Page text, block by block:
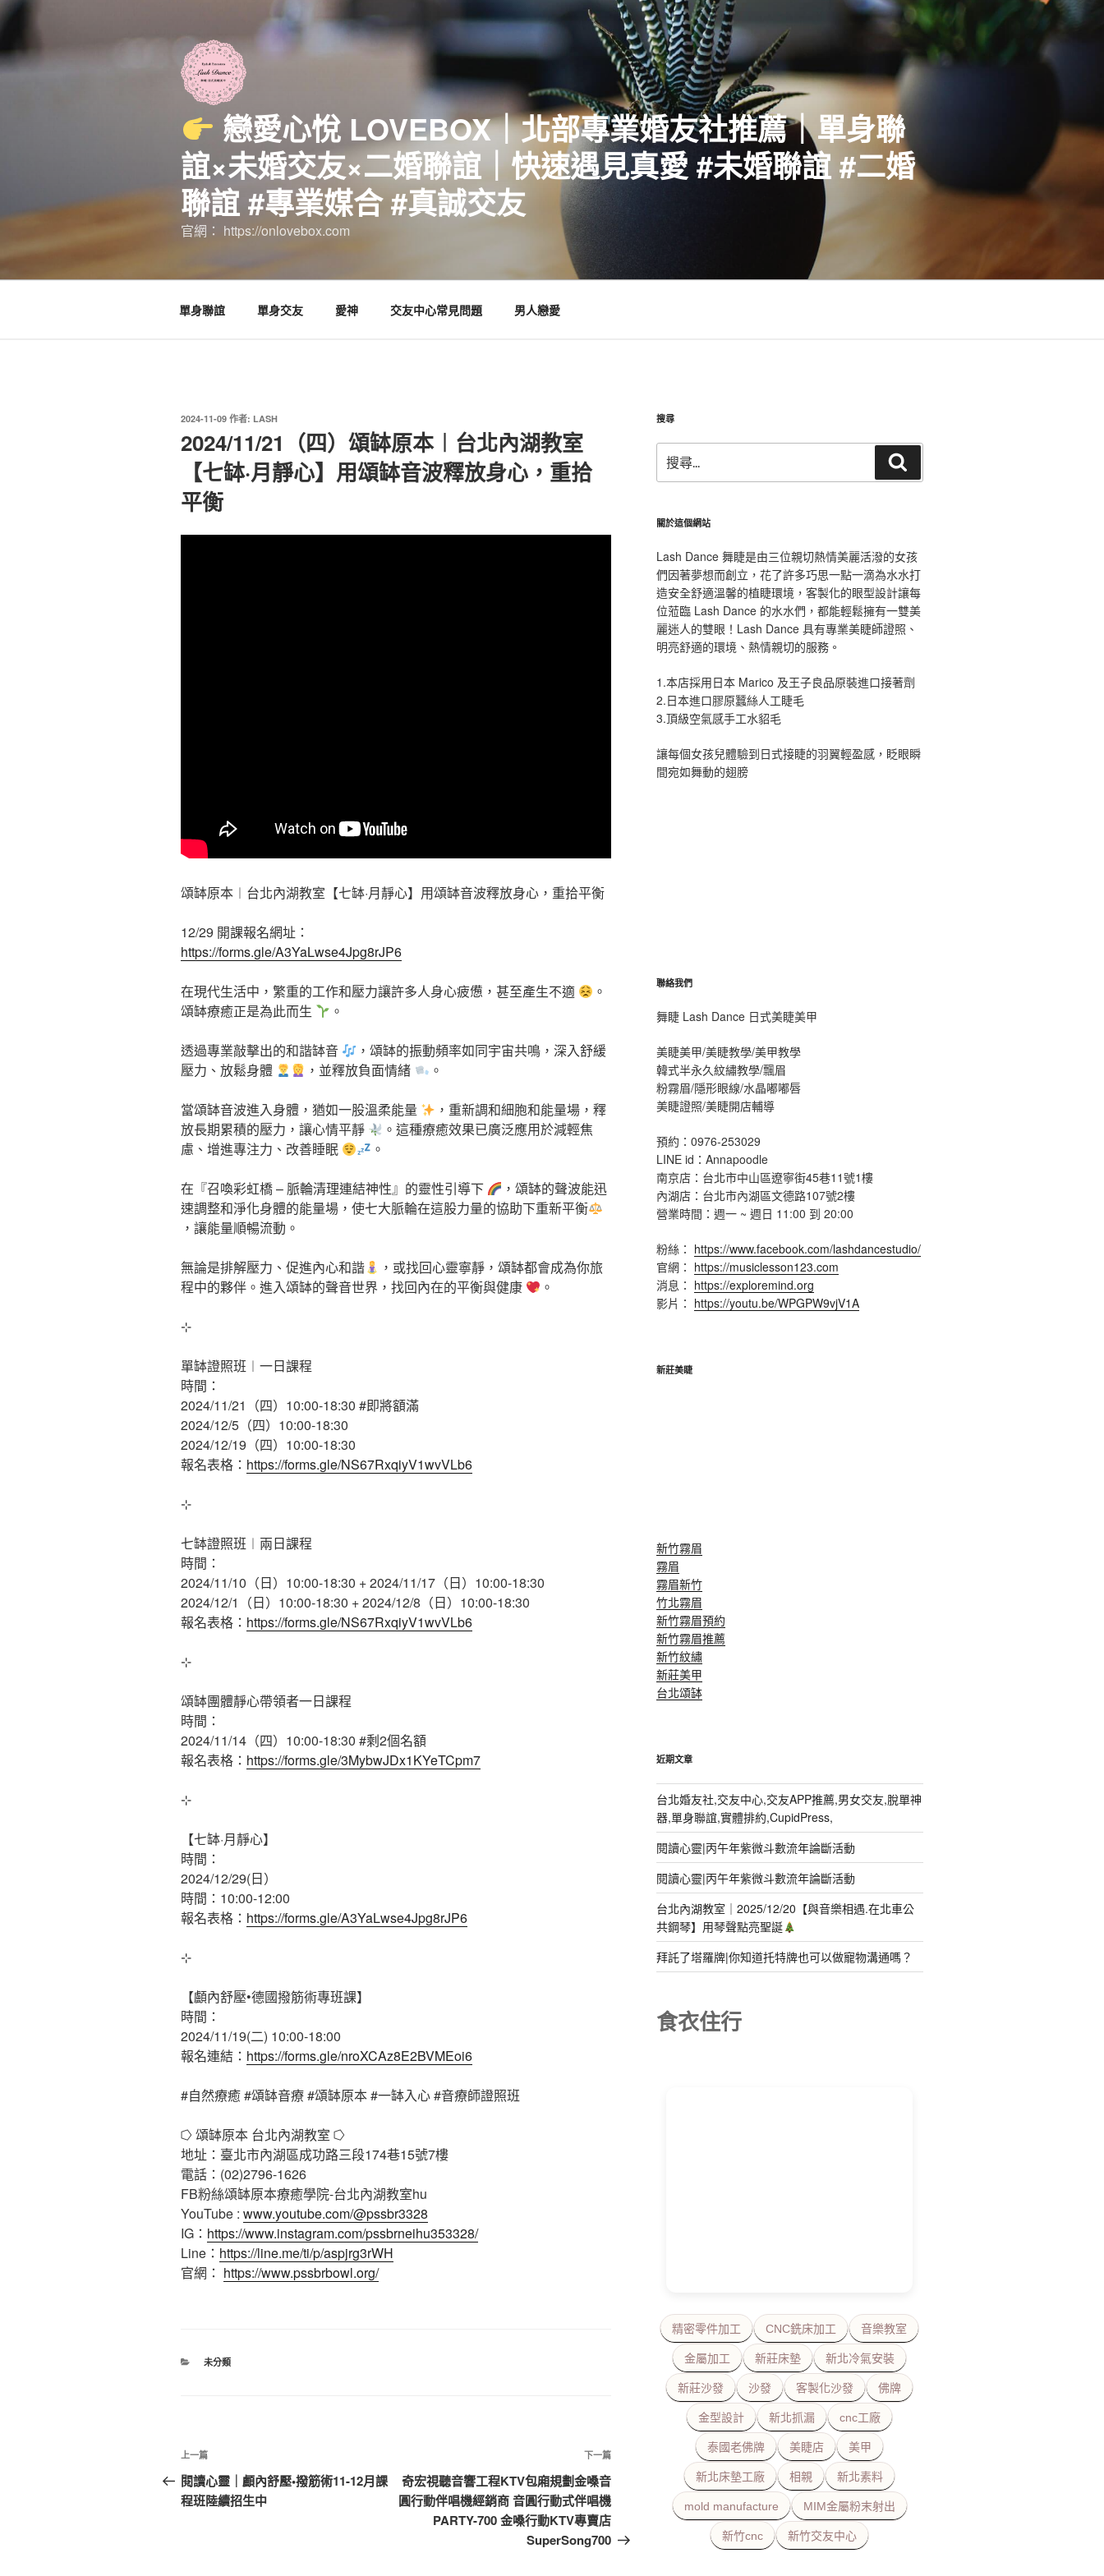
跳
至
主
要
戀愛心悅 LOVEBOX｜北部專業婚友社推薦｜單身聯
誼×未婚交友×二婚聯誼｜快速遇見真愛 #未婚聯誼 #二婚
聯誼 #專業媒合 #真誠交友
官網： https://onlovebox.com
單身聯誼 單身交友 愛神 交友中心常見問題 男人戀愛
發
於
2024-11-09 作者: LASH
2024/11/21（四）頌缽原本︱台北內湖教室
【七缽·月靜心】用頌缽音波釋放身心，重拾
平衡
頌缽原本︱台北內湖教室【七缽·月靜心】用頌缽音波釋放身心，重拾平衡
12/29 開課報名網址：
https://forms.gle/A3YaLwse4Jpg8rJP6
在現代生活中，繁重的工作和壓力讓許多人身心疲憊，甚至產生不適
。
頌缽療癒正是為此而生
。
透過專業敲擊出的和諧缽音
，頌缽的振動頻率如同宇宙共鳴，深入舒緩
壓力、放鬆身體
，並釋放負面情緒 。
當頌缽音波進入身體，猶如一股溫柔能量
，重新調和細胞和能量場，釋
放長期累積的壓力，讓心情平靜
。這種療癒效果已廣泛應用於減輕焦
慮、增進專注力、改善睡眠
。
在『召喚彩虹橋 – 脈輪清理連結神性』的靈性引導下
，頌缽的聲波能迅
速調整和淨化身體的能量場，使七大脈輪在這股力量的協助下重新平衡
，讓能量順暢流動。
無論是排解壓力、促進內心和諧
，或找回心靈寧靜，頌缽都會成為你旅
程中的夥伴。進入頌缽的聲音世界，找回內在的平衡與健康
。
⊹
單缽證照班︱一日課程
時間：
2024/11/21（四）10:00-18:30 #即將額滿
2024/12/5（四）10:00-18:30
2024/12/19（四）10:00-18:30
報名表格： https://forms.gle/NS67RxqiyV1wvVLb6
⊹
七缽證照班︱兩日課程
時間：
2024/11/10（日）10:00-18:30 + 2024/11/17（日）10:00-18:30
2024/12/1（日）10:00-18:30 + 2024/12/8（日）10:00-18:30
報名表格： https://forms.gle/NS67RxqiyV1wvVLb6
⊹
頌缽團體靜心帶領者一日課程
時間：
2024/11/14（四）10:00-18:30 #剩2個名額
報名表格： https://forms.gle/3MybwJDx1KYeTCpm7
⊹
【七缽·月靜心】
時間：
2024/12/29(日）
時間：10:00-12:00
報名表格： https://forms.gle/A3YaLwse4Jpg8rJP6
⊹
【顱內舒壓•德國撥筋術專班課】
時間：
2024/11/19(二) 10:00-18:00
報名連結： https://forms.gle/nroXCAz8E2BVMEoi6
#自然療癒#頌缽音療#頌缽原本#一缽入心#音療師證照班
⭔ 頌缽原本 台北內湖教室 ⭔
地址：臺北市內湖區成功路三段174巷15號7樓
電話：(02)2796-1626
FB粉絲頌缽原本療癒學院-台北內湖教室hu
YouTube : www.youtube.com/@pssbr3328
IG： https://www.instagram.com/pssbrneihu353328/
Line： https://line.me/ti/p/aspjrg3rWH
官網： https://www.pssbrbowl.org/
分
未分類
文
章
導
上
一
篇
上一篇
閱讀心靈｜顱內舒壓•撥筋術11-12月課
程班陸續招生中
下
一
篇
文
章
下一篇
奇宏視聽音響工程KTV包廂規劃金嗓音
圓行動伴唱機經銷商 音圓行動式伴唱機
PARTY-700 金嗓行動KTV專賣店
SuperSong700
搜尋
尋
關
字:
尋
關於這個網站
Lash Dance 舞睫是由三位親切熱情美麗活潑的女孩
們因著夢想而創立，花了許多巧思一點一滴為水水打
造安全舒適溫馨的植睫環境，客製化的眼型設計讓每
位蒞臨 Lash Dance 的水水們，都能輕鬆擁有一雙美
麗迷人的雙眼！Lash Dance 具有專業美睫師證照、
明亮舒適的環境、熱情親切的服務。
1.本店採用日本 Marico 及王子良品原裝進口接著劑
2.日本進口膠原蠶絲人工睫毛
3.頂級空氣感手工水貂毛
讓每個女孩兒體驗到日式接睫的羽翼輕盈感，眨眼瞬
間宛如舞動的翅膀
聯絡我們
舞睫 Lash Dance 日式美睫美甲
美睫美甲/美睫教學/美甲教學
韓式半永久紋繡教學/飄眉
粉霧眉/隱形眼線/水晶嘟嘟唇
美睫證照/美睫開店輔導
預約：0976-253029
LINE id：Annapoodle
南京店：台北市中山區遼寧街45巷11號1樓
內湖店：台北市內湖區文德路107號2樓
營業時間：週一 ~ 週日 11:00 到 20:00
粉絲： https://www.facebook.com/lashdancestudio/
官網： https://musiclesson123.com
消息： https://exploremind.org
影片： https://youtu.be/WPGPW9vjV1A
新莊美睫
新竹霧眉
霧眉
霧眉新竹
竹北霧眉
新竹霧眉預約
新竹霧眉推薦
新竹紋繡
新莊美甲
台北頌缽
近期文章
台北婚友社,交友中心,交友APP推薦,男女交友,脫單神
器,單身聯誼,實體排約,CupidPress,
閱讀心靈|丙午年紫微斗數流年論斷活動
閱讀心靈|丙午年紫微斗數流年論斷活動
台北內湖教室｜2025/12/20【與音樂相遇.在北車公
共鋼琴】用琴聲點亮聖誕
拜託了塔羅牌|你知道托特牌也可以做寵物溝通嗎？
食衣住行
精密零件加工 CNC銑床加工 音樂教室
金屬加工 新莊床墊 新北冷氣安裝
新莊沙發 沙發 客製化沙發 佛牌
金型設計 新北抓漏 cnc工廠
泰國老佛牌 美睫店 美甲
新北床墊工廠 相親 新北素料
mold manufacture MIM金屬粉末射出
新竹cnc 新竹交友中心